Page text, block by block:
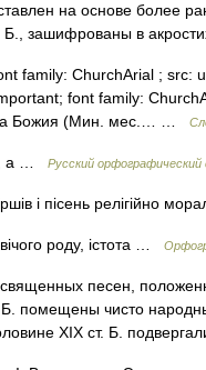
на основе более
Б., зашифрованы в
family: ChurchArial ; src:
font family:
Божия (Мин. мес.… …
а … Русский орфографический
і пісень релігійно
роду, істота …
песен,
помещены чисто
XIX ст. Б.